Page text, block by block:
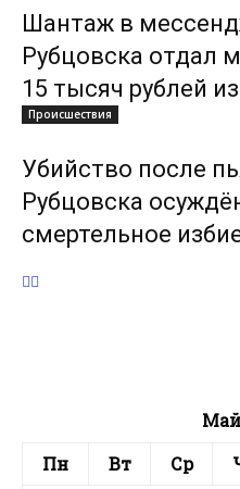
Шантаж в
Рубцовска отдал
15 тысяч рублей
Происшествия
Убийство после
Рубцовска
смертельное
Май
Пн
Вт Ср